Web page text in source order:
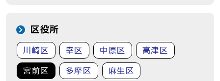
区役所
川崎区 幸区 中原区 高津区
宮前区 多摩区 麻生区